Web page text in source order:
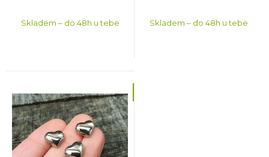
Skladem – do 48h u tebe Skladem – do 48h u tebe